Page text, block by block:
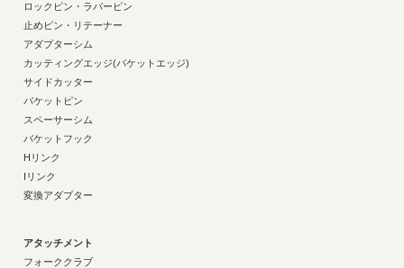
ロックピン・ラバーピン
止めピン・リテーナー
アダプターシム
カッティングエッジ(バケットエッジ)
サイドカッター
バケットピン
スペーサーシム
バケットフック
Hリンク
Iリンク
変換アダプター
アタッチメント
フォーククラブ